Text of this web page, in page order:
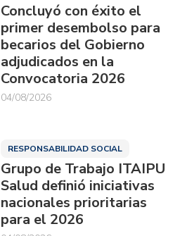
Concluyó con éxito el
primer desembolso para
becarios del Gobierno
adjudicados en la
Convocatoria 2026
04/08/2026
RESPONSABILIDAD SOCIAL
Grupo de Trabajo ITAIPU
Salud definió iniciativas
nacionales prioritarias
para el 2026